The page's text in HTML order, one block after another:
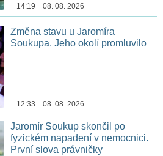
14:19 08. 08. 2026
Změna stavu u Jaromíra
Soukupa. Jeho okolí promluvilo
12:33 08. 08. 2026
Jaromír Soukup skončil po
fyzickém napadení v nemocnici.
První slova právničky